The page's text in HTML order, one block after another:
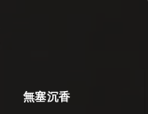
無塞沉香